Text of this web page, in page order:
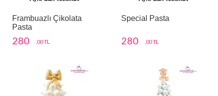
Frambuazlı Çikolata
Pasta
280 ,00 TL
Special Pasta
280 ,00 TL